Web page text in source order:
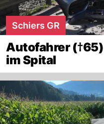
Schiers GR
Autofahrer
im Spital